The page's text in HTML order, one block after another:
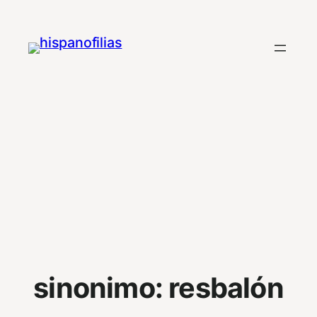
contenido
sinonimo: resbalón